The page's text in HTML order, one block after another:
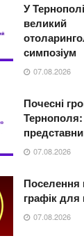
У
великий
симпозіум
07.08.2026
Почесні
07.08.2026
Поселення
графік
07.08.2026